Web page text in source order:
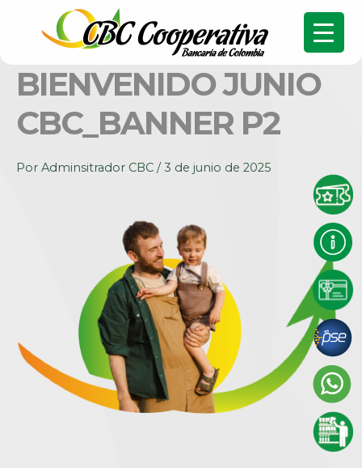
BIENVENIDO JUNIO
CBC_BANNER P2
Por Adminsitrador CBC /3 de junio de 2025